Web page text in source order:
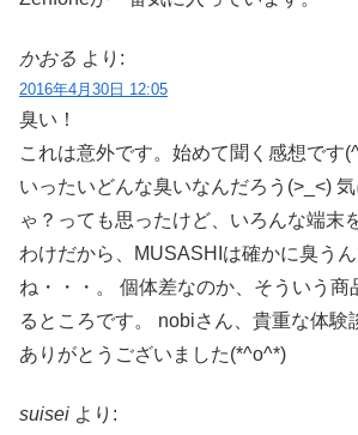
かおる より:
2016年4月30日 12:05
臭い！
これは意外です。始めて聞く感想です
いったいどんな臭いなんだろう(>_<)
ゃ？っても思ったけど、いろんな端末
わけだから、MUSASHIは確かに臭うん
ね・・・。 個体差なのか、そういう商
るところです。 nobiさん、貴重な体験
ありがとうございました(*^o^*)
suisei より: